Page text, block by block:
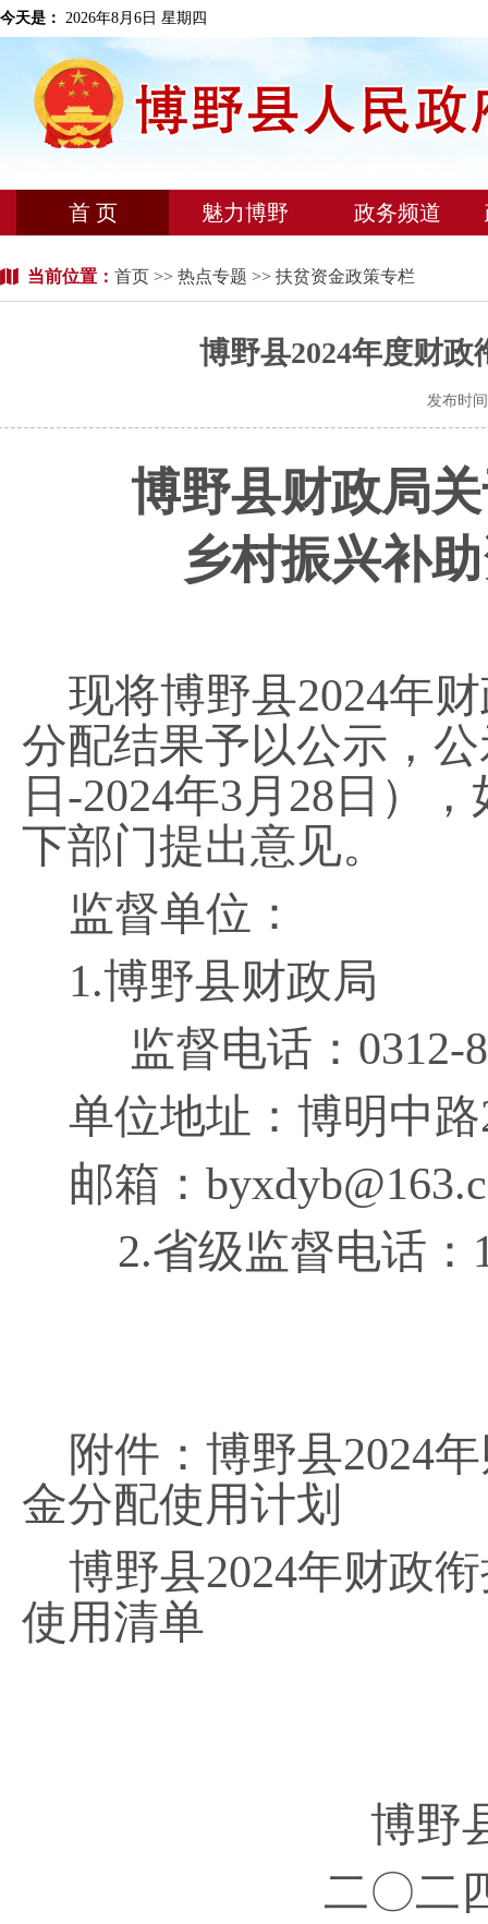
今天是： 2026年8月6日 星期四
首 页 魅力博野 政务频道
当前位置： 首页 >> 热点专题 >> 扶贫资金政策专栏
博野县2024年度财
发布时
博野县财政局
乡村振兴补
现将博野县2024年
分配结果予以公示，
日-2024年3月28日）
下部门提出意见。
监督单位：
1.博野县财政局
监督电话： 0312-
单位地址：博明中路
邮箱：
2.省级监督电话：
附件：博野县2024
金分配使用计划
博野县2024年财政
使用清单
博野
二〇二